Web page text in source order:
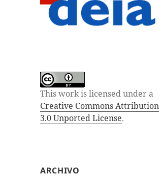
This work is licensed under a
Creative Commons Attribution
3.0 Unported License.
ARCHIVO